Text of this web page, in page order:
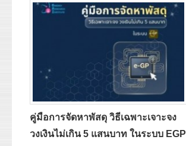
คู่มือการจัดหาพัสดุ วิธีเฉพาะเจาะจง
วงเงินไม่เกิน 5 แสนบาท ในระบบ EGP